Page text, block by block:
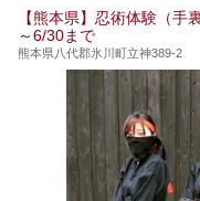
この2軒は今
ています。
します。
【熊本県】忍術体験（
～6/30まで
熊本県八代郡氷川町立神389-2